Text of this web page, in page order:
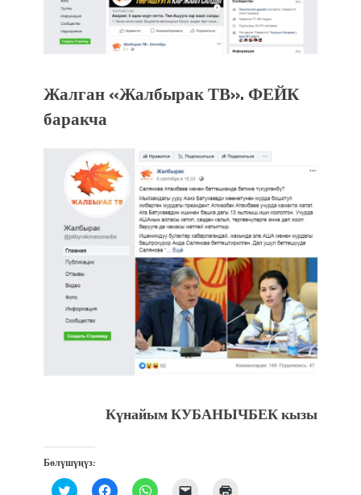
Жалган «Жалбырак ТВ». ФЕЙК
баракча
Күнайым КУБАНЫЧБЕК кызы
Бөлүшүңүз:
Нажмите,Нажмите,Нажмите, Послать